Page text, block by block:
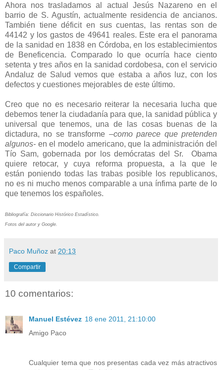
Ahora nos trasladamos al actual Jesús Nazareno en el
barrio de S. Agustín, actualmente residencia de ancianos.
También tiene déficit en sus cuentas, las rentas son de
44142 y los gastos de 49641 reales. Este era el panorama
de la sanidad en 1838 en Córdoba, en los establecimientos
de Beneficencia. Comparado lo que ocurría hace ciento
setenta y tres años en la sanidad cordobesa, con el servicio
Andaluz de Salud vemos que estaba a años luz, con los
defectos y cuestiones mejorables de este último.
Creo que no es necesario reiterar la necesaria lucha que
debemos tener la ciudadanía para que, la sanidad pública y
universal que tenemos, una de las cosas buenas de la
dictadura, no se transforme –como parece que pretenden
algunos- en el modelo americano, que la administración del
Tío Sam, gobernada por los demócratas del Sr. Obama
quiere retocar, y cuya reforma propuesta, a la que le
están poniendo todas las trabas posible los republicanos,
no es ni mucho menos comparable a una ínfima parte de lo
que tenemos los españoles.
Bibliografía: Diccionario Histórico Estadístico.
Fotos del autor y Google.
Paco Muñoz at 20:13
Compartir
10 comentarios:
Manuel Estévez 18 ene 2011, 21:10:00
Amigo Paco
Cualquier tema que nos presentas cada vez más atractivos